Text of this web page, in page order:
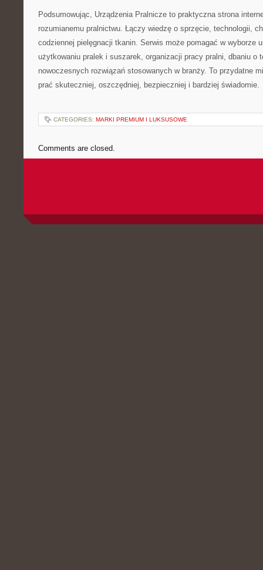
Podsumowując, Urządzenia Pralnicze to praktyczna strona
rozumianemu pralnictwu. Łączy wiedzę o sprzęcie, technologii,
codziennej pielęgnacji tkanin. Serwis może pomagać w wyborze
użytkowaniu pralek i suszarek, organizacji pracy pralni, dbaniu o
nowoczesnych rozwiązań stosowanych w branży. To przydatne
prać skuteczniej, oszczędniej, bezpieczniej i bardziej świadomie.
CATEGORIES: MARKI PREMIUM I LUKSUSOWE
Comments are closed.